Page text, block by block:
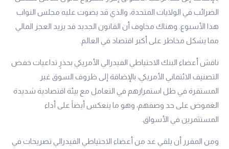
الضرائب في الولايات المتحدة، والذي قد يصوت عليه مجلس النواب
هذا الأسبوع. وهناك مخاوف أن القانون الجديد قد يزيد العجز المالي
مما يشكل مخاطر على أكبر اقتصاد في العالم.
ناقش أعضاء البنك الاحتياطي الفيدرالي الأمريكي بحذرٍ تداعيات خفض
التصنيف الائتماني الأمريكي، بالإضافة إلى ظروف السوق غير
المستقرة في ظل استمرارهم في التعامل مع بيئة اقتصادية شديدة
الغموض على حد وصفهم، وهو ما ينعكس أيضاً على أداء
المستثمرين في الأسواق.
ومن المقرر أن يلقي عد من أعضاء الاحتياطي الفيدرالي تصريحات في